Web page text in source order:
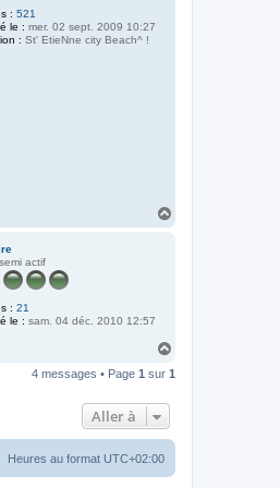
S
: 521
le : mer. 02 sept. 2009 10:27
: St' EtieNne city Beach^ !
actif
: 21
le : sam. 04 déc. 2010 12:57
u
4 messages • Page 1 sur 1
Aller à
Heures au format UTC+02:00